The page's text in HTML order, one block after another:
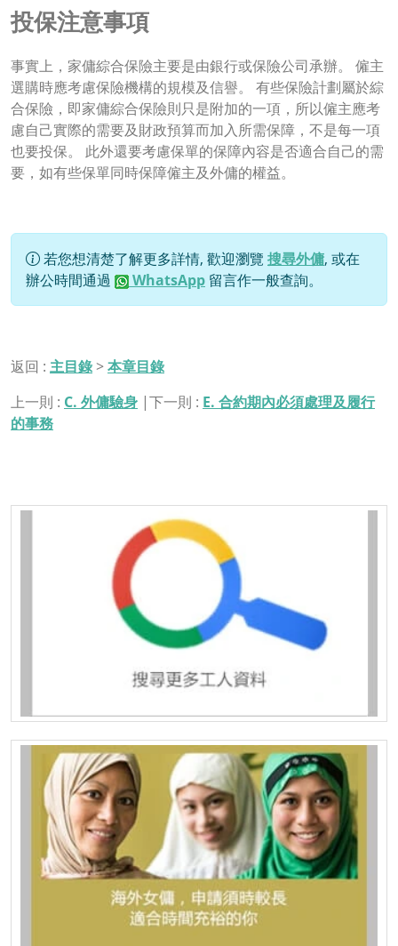
投保注意事項
事實上，家傭綜合保險主要是由銀行或保險公司承辦。 僱主
選購時應考慮保險機構的規模及信譽。 有些保險計劃屬於綜
合保險，即家傭綜合保險則只是附加的一項，所以僱主應考
慮自己實際的需要及財政預算而加入所需保障，不是每一項
也要投保。 此外還要考慮保單的保障內容是否適合自己的需
要，如有些保單同時保障僱主及外傭的權益。
若您想清楚了解更多詳情, 歡迎瀏覽 搜尋外傭, 或在
辦公時間通過
WhatsApp 留言作一般查詢。
返回 : 主目錄>本章目錄
上一則 : C. 外傭驗身 |下一則 : E. 合約期內必須處理及履行
的事務